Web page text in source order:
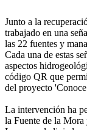
Junto a la
trabajado en una
las 22 fuentes y
Cada una de estas
aspectos
código QR que
del proyecto
La intervención ha
la Fuente de la